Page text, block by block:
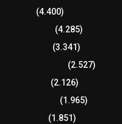
(4.400)
(4.285)
(3.341)
(2.527)
(2.126)
(1.965)
(1.851)